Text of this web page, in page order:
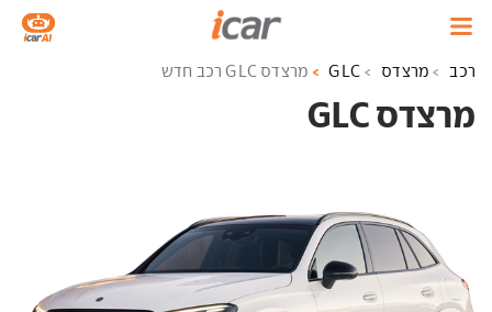
רכב מרצדס GLC מרצדס GLC רכב חדש
מרצדס GLC ‏